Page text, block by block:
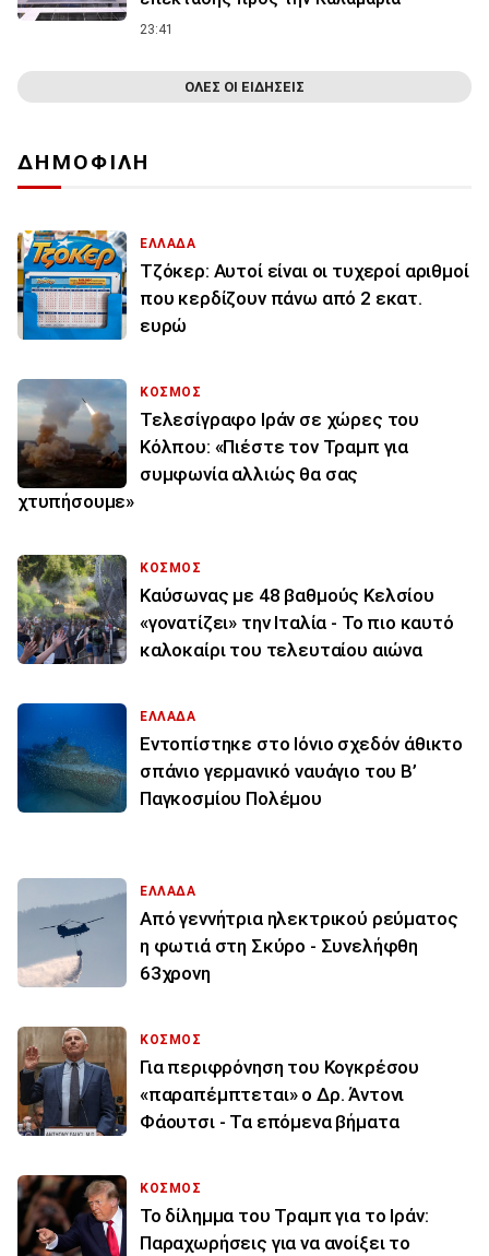
23:41
ΟΛΕΣ ΟΙ ΕΙΔΗΣΕΙΣ
ΔΗΜΟΦΙΛΗ
ΕΛΛΑΔΑ
Τζόκερ: Αυτοί είναι οι τυχεροί αριθμοί
που κερδίζουν πάνω από 2 εκατ.
ευρώ
ΚΟΣΜΟΣ
Τελεσίγραφο Ιράν σε χώρες του
Κόλπου: «Πιέστε τον Τραμπ για
συμφωνία αλλιώς θα σας
χτυπήσουμε»
ΚΟΣΜΟΣ
Καύσωνας με 48 βαθμούς Κελσίου
«γονατίζει» την Ιταλία - Το πιο καυτό
καλοκαίρι του τελευταίου αιώνα
ΕΛΛΑΔΑ
Εντοπίστηκε στο Ιόνιο σχεδόν άθικτο
σπάνιο γερμανικό ναυάγιο του Β’
Παγκοσμίου Πολέμου
ΕΛΛΑΔΑ
Από γεννήτρια ηλεκτρικού ρεύματος
η φωτιά στη Σκύρο - Συνελήφθη
63χρονη
ΚΟΣΜΟΣ
Για περιφρόνηση του Κογκρέσου
«παραπέμπτεται» ο Δρ. Άντονι
Φάουτσι - Τα επόμενα βήματα
ΚΟΣΜΟΣ
Το δίλημμα του Τραμπ για το Ιράν:
Παραχωρήσεις για να ανοίξει το